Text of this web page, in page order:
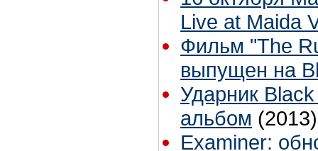
Live at Maida
Фильм "The
выпущен на
Ударник
альбом (2013)
Examiner: